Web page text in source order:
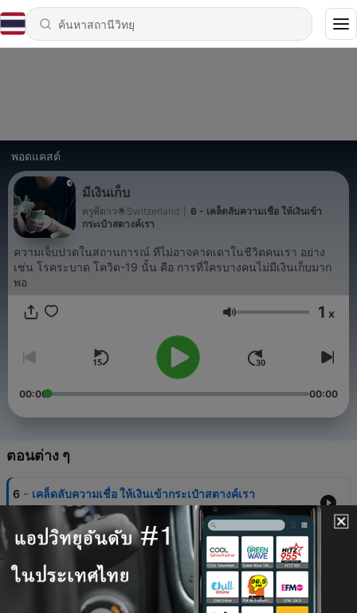
พอดแคสต์
มีเงินเก็บ
ครูพี่ดาว🌟Switzerland
6 - เคล็ดลับความเชื่อ ให้เงินเข้า
กระเป๋าสตางค์เรา
ความเจ็บปวดในสถานการณ์ ทีไม่อาจคาดเดาในชีวิตคนเรา อย่าง
เช่น โรคระบาด โควิด-19 นั้น คือ การที่ใครบางคนไม่มีเงินเก็บมาก
พอ
ระดับเสียง 1 x
00:00 00:00
ตอนต่าง ๆ
6 - เคล็ดลับความเชื่อ ให้เงินเข้ากระเป๋าสตางค์เรา
04 พฤษภาคม 2020
5 - อยากรวย อยากมั่งมี มั่งคั่ง
30 เม.ย. 2020
พลังความรัก ดึงดูดความมั่งคั่งจริงหรือ